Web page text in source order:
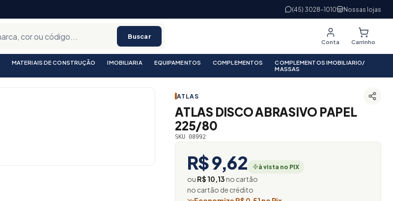
(45) 3028-1010 Nossas lojas
Buscar
Conta Carrinho
MATERIAIS DE CONSTRUÇÃO IMOBILIARIA EQUIPAMENTOS COMPLEMENTOS
COMPLEMENTOS IMOBILIARIO/
MASSAS
ATLAS
ATLAS DISCO ABRASIVO PAPEL
225/80
SKU 08992
R$ 9,62 à vista no PIX
ou R$ 10,13no cartão
no cartão de crédito